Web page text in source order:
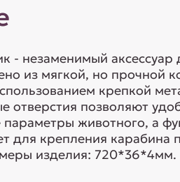
- незаменимый аксессуар
из мягкой, но прочной
крепкой
отверстия позволяют
животного, а
для крепления карабина
изделия: